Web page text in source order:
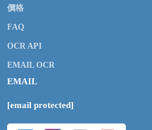
價格
FAQ
OCR API
EMAIL OCR
EMAIL
[email protected]